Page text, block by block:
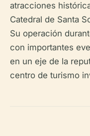
atracciones
Catedral de Santa
Su operación
con importantes
en un eje de la
centro de turismo